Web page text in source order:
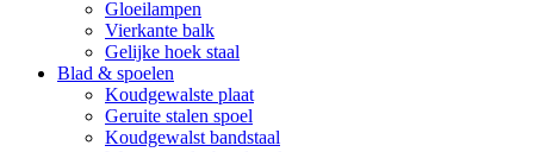
Gloeilampen
Vierkante balk
Gelijke hoek staal
Blad & spoelen
Koudgewalste plaat
Geruite stalen spoel
Koudgewalst bandstaal